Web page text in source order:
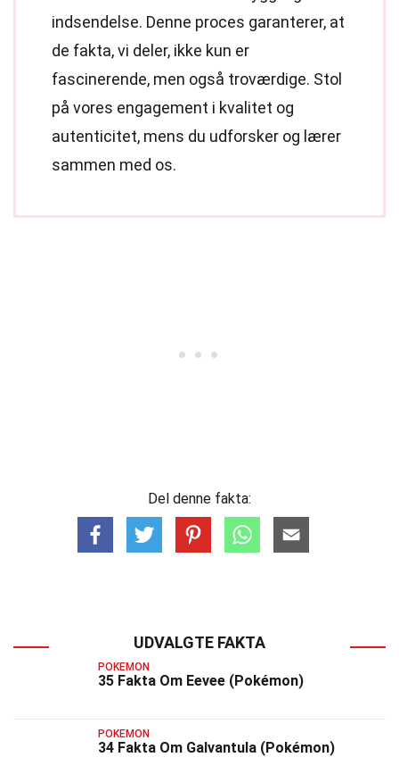
indsendelse. Denne proces garanterer, at
de fakta, vi deler, ikke kun er
fascinerende, men også troværdige. Stol
på vores engagement i kvalitet og
autenticitet, mens du udforsker og lærer
sammen med os.
Del denne fakta:
UDVALGTE FAKTA
POKEMON
35 Fakta Om Eevee (Pokémon)
POKEMON
34 Fakta Om Galvantula (Pokémon)